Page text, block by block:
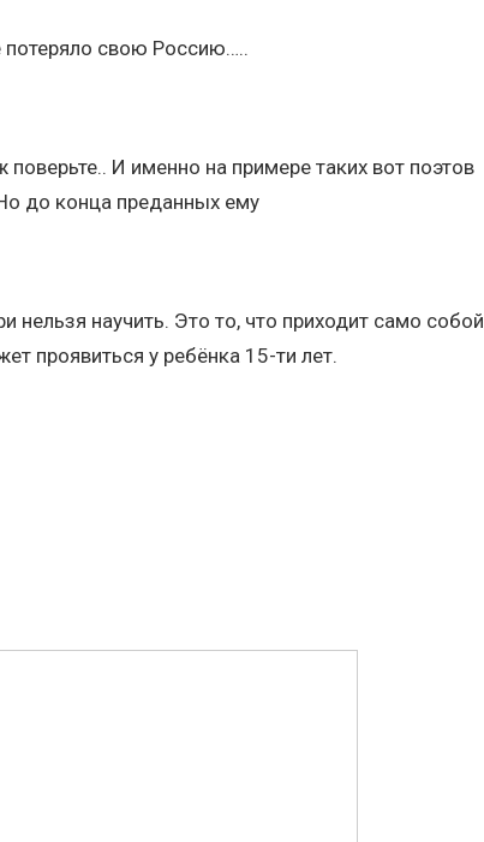
потеряло свою Россию…..
И именно на примере таких вот поэтов
до конца преданных ему
нельзя научить. Это то, что приходит само собой
проявиться у ребёнка 15-ти лет.